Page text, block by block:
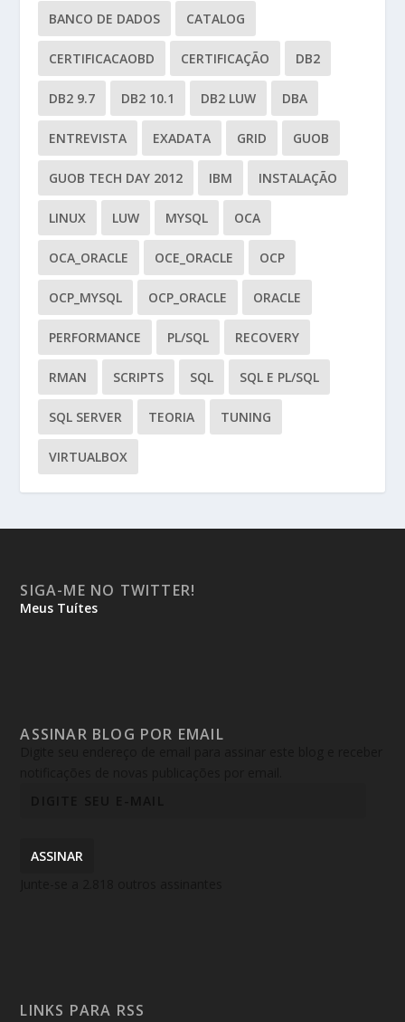
BANCO DE DADOS CATALOG
CERTIFICACAOBD CERTIFICAÇÃO DB2
DB2 9.7 DB2 10.1 DB2 LUW DBA
ENTREVISTA EXADATA GRID GUOB
GUOB TECH DAY 2012 IBM INSTALAÇÃO
LINUX LUW MYSQL OCA
OCA_ORACLE OCE_ORACLE OCP
OCP_MYSQL OCP_ORACLE ORACLE
PERFORMANCE PL/SQL RECOVERY
RMAN SCRIPTS SQL SQL E PL/SQL
SQL SERVER TEORIA TUNING
VIRTUALBOX
SIGA-ME NO TWITTER!
Meus Tuítes
ASSINAR BLOG POR EMAIL
ASSINAR
LINKS PARA RSS